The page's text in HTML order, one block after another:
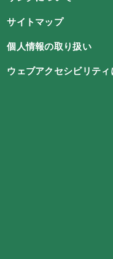
サイトマップ
個人情報の取り扱い
ウェブアクセシビリティ